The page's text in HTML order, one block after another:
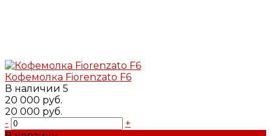
Кофемолка Fiorenzato F6
В наличии 5
20 000 руб.
20 000 руб.
-
+